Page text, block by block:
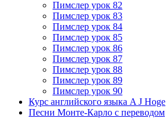
Пимслер урок 82
Пимслер урок 83
Пимслер урок 84
Пимслер урок 85
Пимслер урок 86
Пимслер урок 87
Пимслер урок 88
Пимслер урок 89
Пимслер урок 90
Курс английского языка A J Hoge
Песни Монте-Карло с переводом